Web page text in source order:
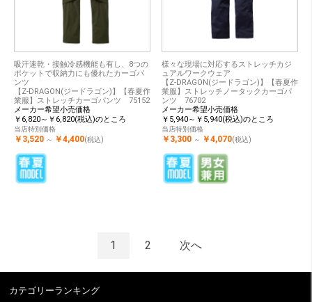
吸汗速乾・接触冷感機能も有し、8つの
ポケットで収納力にも優れたカーゴパ
ンツ
【Z-DRAGON(ジードラゴン)】【春夏作
業服】ストレッチカーゴパンツ 75152
メーカー希望小売価格
￥6,820～￥6,820(税込)のところ
当店特別価格
￥3,520 ～ ￥4,400(税込)
様々な現場に対応するストレッチカジ
ュアルワークウェア
【Z-DRAGON(ジードラゴン)】【春夏作
業服】ストレッチノータックカーゴパ
ンツ 76702
メーカー希望小売価格
￥5,940～￥5,940(税込)のところ
当店特別価格
￥3,300 ～ ￥4,070(税込)
1 2 次へ
カテゴリーランキング